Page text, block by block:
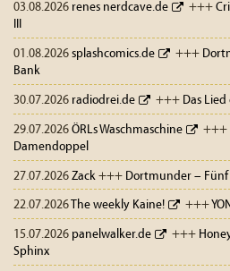
03.08.2026 renes nerdcave.de +++
III
01.08.2026 splashcomics.de +++
Bank
30.07.2026 radiodrei.de +++ Das
29.07.2026 ÖRLs Waschmaschine +++
Damendoppel
27.07.2026 Zack +++ Dortmunder –
22.07.2026 The weekly Kaine! +++
15.07.2026 panelwalker.de +++
Sphinx